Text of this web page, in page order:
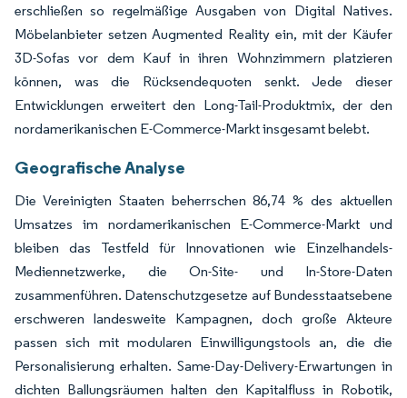
erschließen so regelmäßige Ausgaben von Digital Natives.
Möbelanbieter setzen Augmented Reality ein, mit der Käufer
3D-Sofas vor dem Kauf in ihren Wohnzimmern platzieren
können, was die Rücksendequoten senkt. Jede dieser
Entwicklungen erweitert den Long-Tail-Produktmix, der den
nordamerikanischen E-Commerce-Markt insgesamt belebt.
Geografische Analyse
Die Vereinigten Staaten beherrschen 86,74 % des aktuellen
Umsatzes im nordamerikanischen E-Commerce-Markt und
bleiben das Testfeld für Innovationen wie Einzelhandels-
Mediennetzwerke, die On-Site- und In-Store-Daten
zusammenführen. Datenschutzgesetze auf Bundesstaatsebene
erschweren landesweite Kampagnen, doch große Akteure
passen sich mit modularen Einwilligungstools an, die die
Personalisierung erhalten. Same-Day-Delivery-Erwartungen in
dichten Ballungsräumen halten den Kapitalfluss in Robotik,